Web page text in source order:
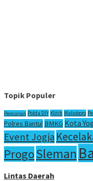
Topik Populer
Pencurian Polda DIY Klitih Malioboro
Polres Bantul BMKG Kota
Event Jogja
ProgoSleman
Lintas Daerah